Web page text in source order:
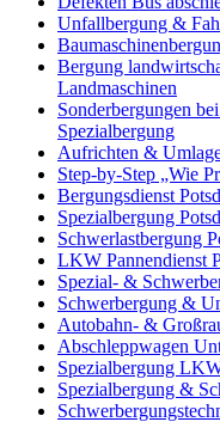
Unfallbergung &
Bergung
Landmaschinen
Sonderbergungen
Spezialbergung
Aufrichten &
Step-by-Step „Wie
Bergungsdienst
Spezialbergung
Schwerlastbergung
LKW Pannendienst
Spezial- &
Schwerbergung &
Autobahn- &
Abschleppwagen
Spezialbergung
Spezialbergung &